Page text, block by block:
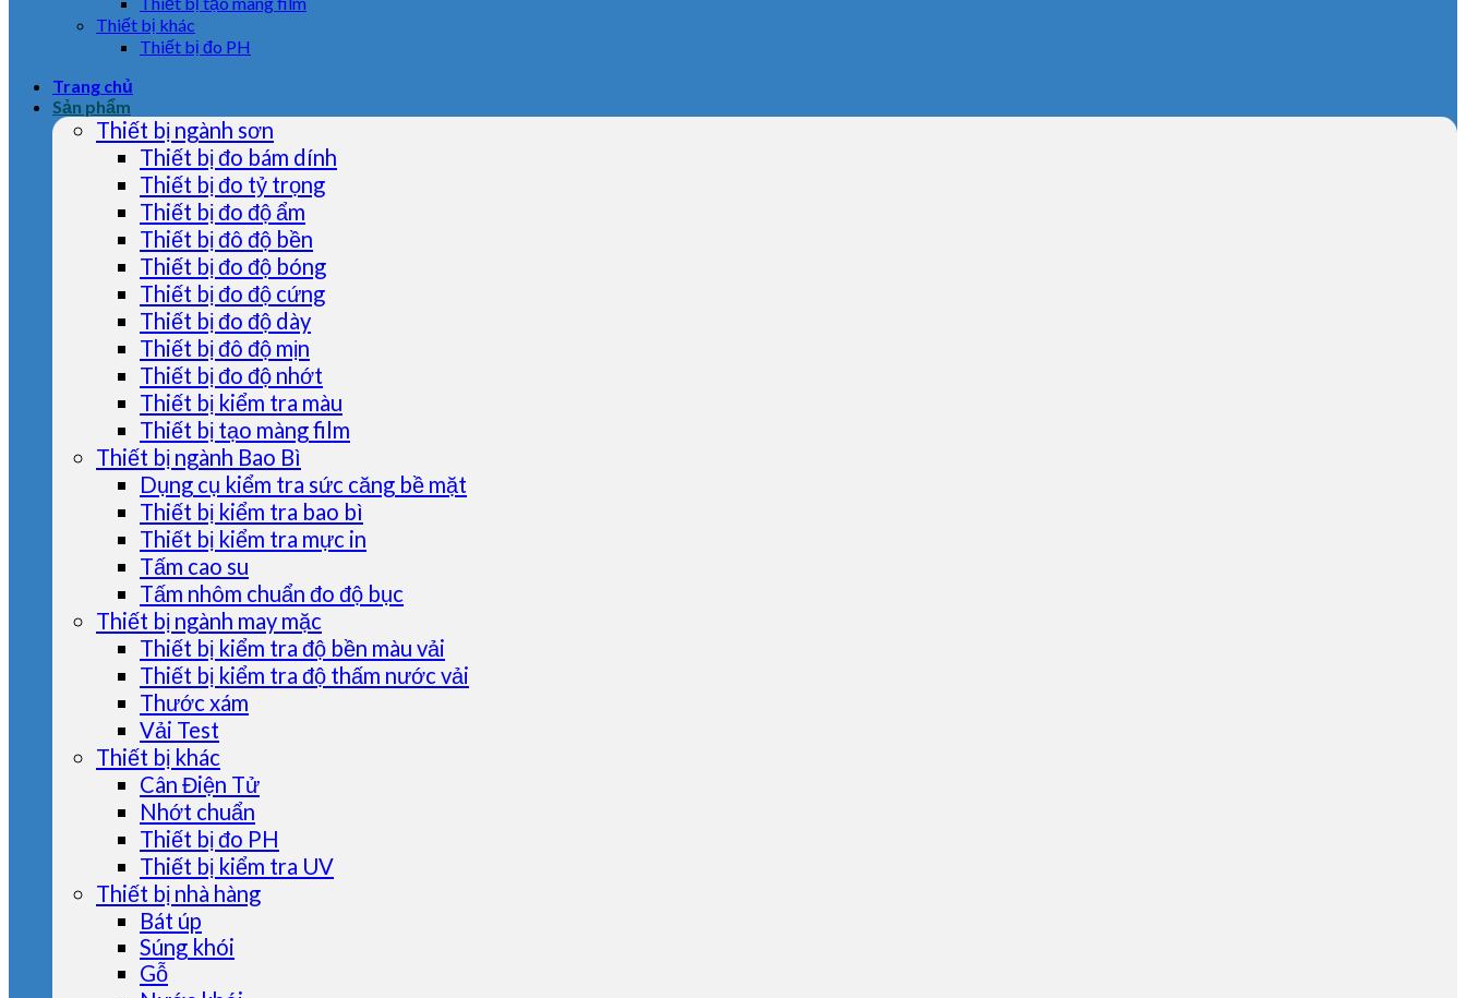
Thiết bị khác
Thiết bị đo PH
Trang chủ
Sản phẩm
Thiết bị ngành sơn
Thiết bị đo bám dính
Thiết bị đo tỷ trọng
Thiết bị đo độ ẩm
Thiết bị đô độ bền
Thiết bị đo độ bóng
Thiết bị đo độ cứng
Thiết bị đo độ dày
Thiết bị đô độ mịn
Thiết bị đo độ nhớt
Thiết bị kiểm tra màu
Thiết bị tạo màng film
Thiết bị ngành Bao Bì
Dụng cụ kiểm tra sức căng bề mặt
Thiết bị kiểm tra bao bì
Thiết bị kiểm tra mực in
Tấm cao su
Tấm nhôm chuẩn đo độ bục
Thiết bị ngành may mặc
Thiết bị kiểm tra độ bền màu vải
Thiết bị kiểm tra độ thấm nước vải
Thước xám
Vải Test
Thiết bị khác
Cân Điện Tử
Nhớt chuẩn
Thiết bị đo PH
Thiết bị kiểm tra UV
Thiết bị nhà hàng
Bát úp
Súng khói
Gỗ